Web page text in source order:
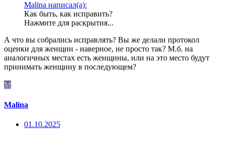
Malina написал(а):
Как быть, как исправить?
Нажмите для раскрытия...
А что вы собрались исправлять? Вы же делали протокол
оценки для женщин - наверное, не просто так? М.б. на
аналогичных местах есть женщины, или на это место будут
принимать женщину в последующем?
M
Malina
01.10.2025